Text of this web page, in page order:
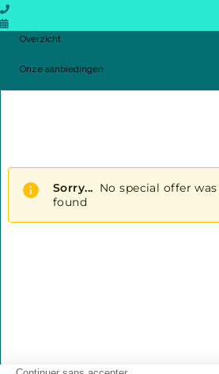
Overzicht
Onze aanbiedingen